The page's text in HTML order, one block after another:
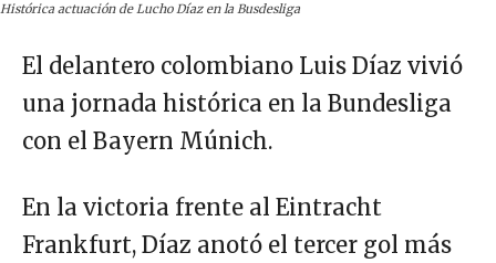
Histórica actuación de Lucho Díaz en la Busdesliga
El delantero colombiano Luis Díaz vivió
una jornada histórica en la Bundesliga
con el Bayern Múnich.
En la victoria frente al Eintracht
Frankfurt, Díaz anotó el tercer gol más